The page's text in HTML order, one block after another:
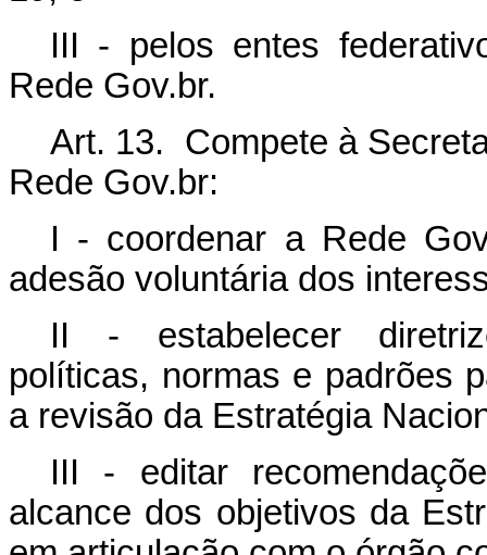
III - pelos entes
Rede Gov.br.
Art. 13. Compete à
Rede Gov.br:
I - coordenar a Rede
adesão voluntária dos
II - estabelecer
políticas, normas e padrões
a revisão da Estratégia
III - editar
alcance dos objetivos da